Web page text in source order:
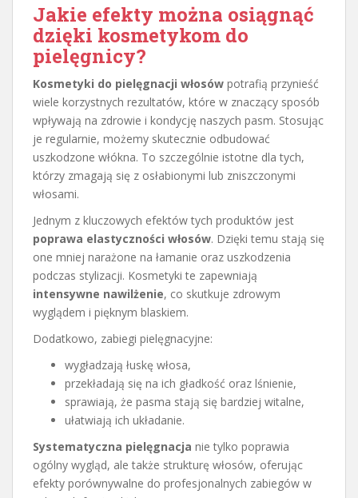
Jakie efekty można osiągnąć
dzięki kosmetykom do
pielęgnicy?
Kosmetyki do pielęgnacji włosów potrafią przynieść
wiele korzystnych rezultatów, które w znaczący sposób
wpływają na zdrowie i kondycję naszych pasm. Stosując
je regularnie, możemy skutecznie odbudować
uszkodzone włókna. To szczególnie istotne dla tych,
którzy zmagają się z osłabionymi lub zniszczonymi
włosami.
Jednym z kluczowych efektów tych produktów jest
poprawa elastyczności włosów. Dzięki temu stają się
one mniej narażone na łamanie oraz uszkodzenia
podczas stylizacji. Kosmetyki te zapewniają
intensywne nawilżenie, co skutkuje zdrowym
wyglądem i pięknym blaskiem.
Dodatkowo, zabiegi pielęgnacyjne:
wygładzają łuskę włosa,
przekładają się na ich gładkość oraz lśnienie,
sprawiają, że pasma stają się bardziej witalne,
ułatwiają ich układanie.
Systematyczna pielęgnacja nie tylko poprawia
ogólny wygląd, ale także strukturę włosów, oferując
efekty porównywalne do profesjonalnych zabiegów w